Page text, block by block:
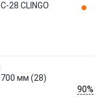
28 CLINGO
мм (28)
90%